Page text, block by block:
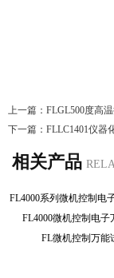
上一篇： FLGL500度高
下一篇： FLLC1401仪器
相关产品
FL4000微机控制电
FL微机控制万